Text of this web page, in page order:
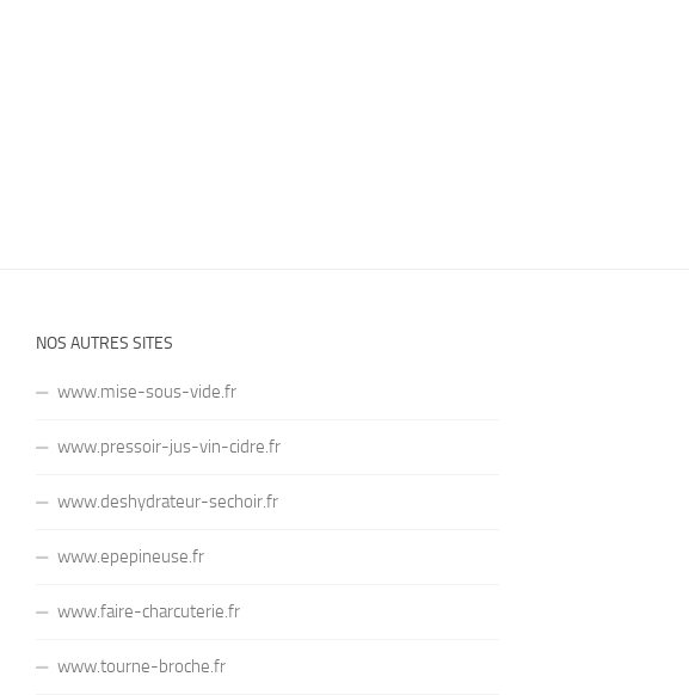
NOS AUTRES SITES
www.mise-sous-vide.fr
www.pressoir-jus-vin-cidre.fr
www.deshydrateur-sechoir.fr
www.epepineuse.fr
www.faire-charcuterie.fr
www.tourne-broche.fr